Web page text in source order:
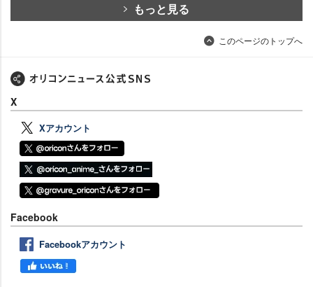
もっと見る
このページのトップへ
X
Xアカウント
Facebook
Facebookアカウント